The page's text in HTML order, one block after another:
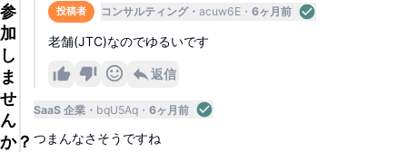
参
加
し
ま
せ
ん
か？
投稿者 コンサルティング acuw6E 6ヶ月前
老舗(JTC)なのでゆるいです
返信
SaaS 企業 bqU5Aq 6ヶ月前
つまんなさそうですね